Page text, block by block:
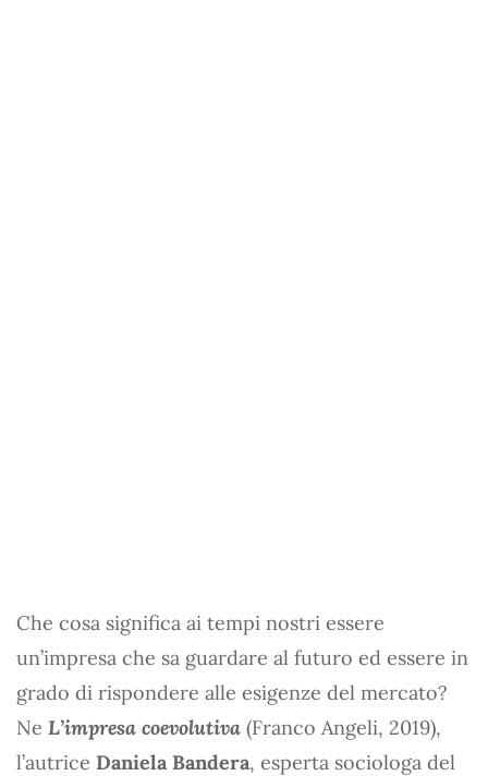
Che cosa significa ai tempi nostri essere
un’impresa che sa guardare al futuro ed essere in
grado di rispondere alle esigenze del mercato?
Ne L’impresa coevolutiva (Franco Angeli, 2019),
l’autrice Daniela Bandera, esperta sociologa del